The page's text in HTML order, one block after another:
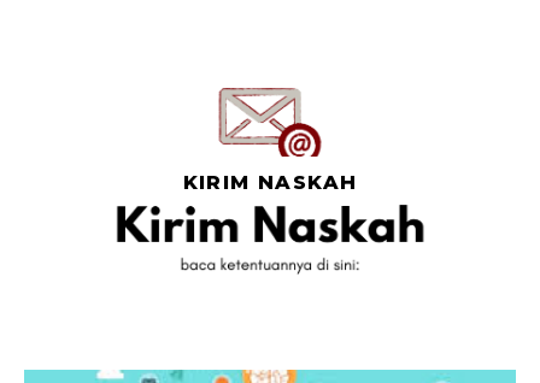
KIRIM NASKAH